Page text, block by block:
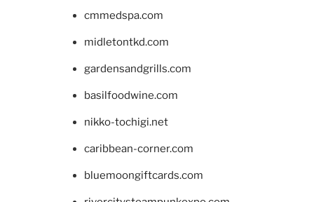
cmmedspa.com
midletontkd.com
gardensandgrills.com
basilfoodwine.com
nikko-tochigi.net
caribbean-corner.com
bluemoongiftcards.com